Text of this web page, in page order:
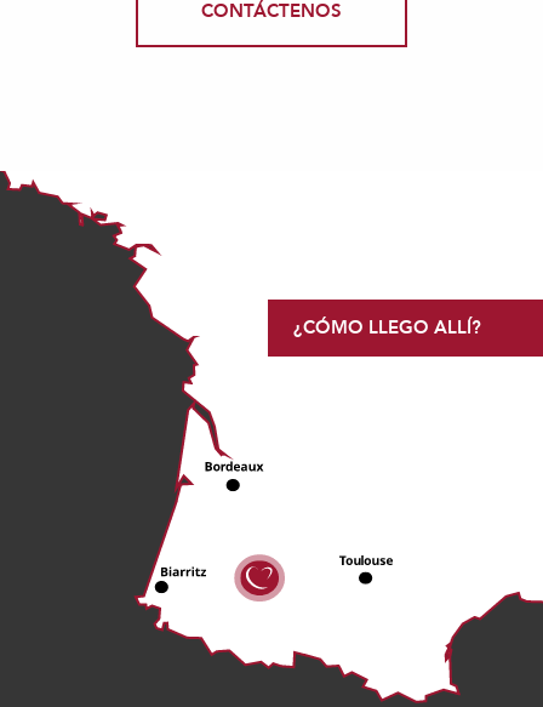
CONTÁCTENOS
¿CÓMO LLEGO ALLÍ?